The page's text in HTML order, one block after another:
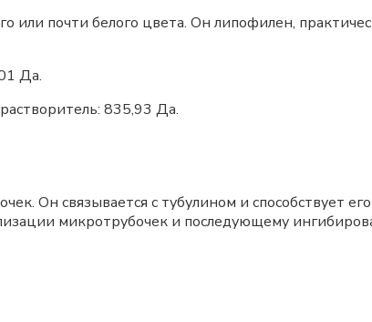
или почти белого цвета. Он липофилен,
Да.
835,93 Да.
Он связывается с тубулином и способствует
микротрубочек и последующему